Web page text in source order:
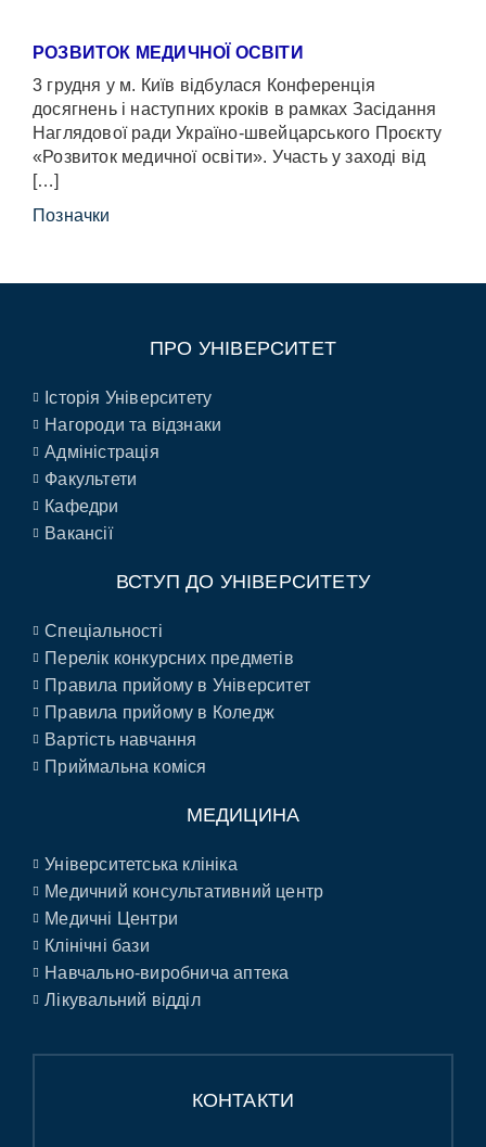
РОЗВИТОК МЕДИЧНОЇ ОСВІТИ
3 грудня у м. Київ відбулася Конференція
досягнень і наступних кроків в рамках Засідання
Наглядової ради Україно-швейцарського Проєкту
«Розвиток медичної освіти». Участь у заході від
[…]
Позначки
ПРО УНІВЕРСИТЕТ
Історія Університету
Нагороди та відзнаки
Адміністрація
Факультети
Кафедри
Вакансії
ВСТУП ДО УНІВЕРСИТЕТУ
Спеціальності
Перелік конкурсних предметів
Правила прийому в Університет
Правила прийому в Коледж
Вартість навчання
Приймальна коміся
МЕДИЦИНА
Університетська клініка
Медичний консультативний центр
Медичні Центри
Клінічні бази
Навчально-виробнича аптека
Лікувальний відділ
КОНТАКТИ